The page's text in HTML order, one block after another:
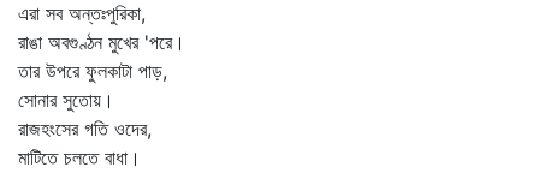
এরা সব অন্তঃপুরিকা,
রাঙা অবগুণ্ঠন মুখের 'পরে।
তার উপরে ফুলকাটা পাড়,
সোনার সুতোয়।
রাজহংসের গতি ওদের,
মাটিতে চলতে বাধা।